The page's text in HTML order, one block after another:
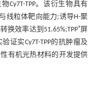
Cy7T-TPP。该衍生物具有
线粒体靶向能力;诱导H-聚
换效率达到51.65%;TPP+屏
证实Cy7T-TPP的抗肿瘤及
有机光热材料的开发提供